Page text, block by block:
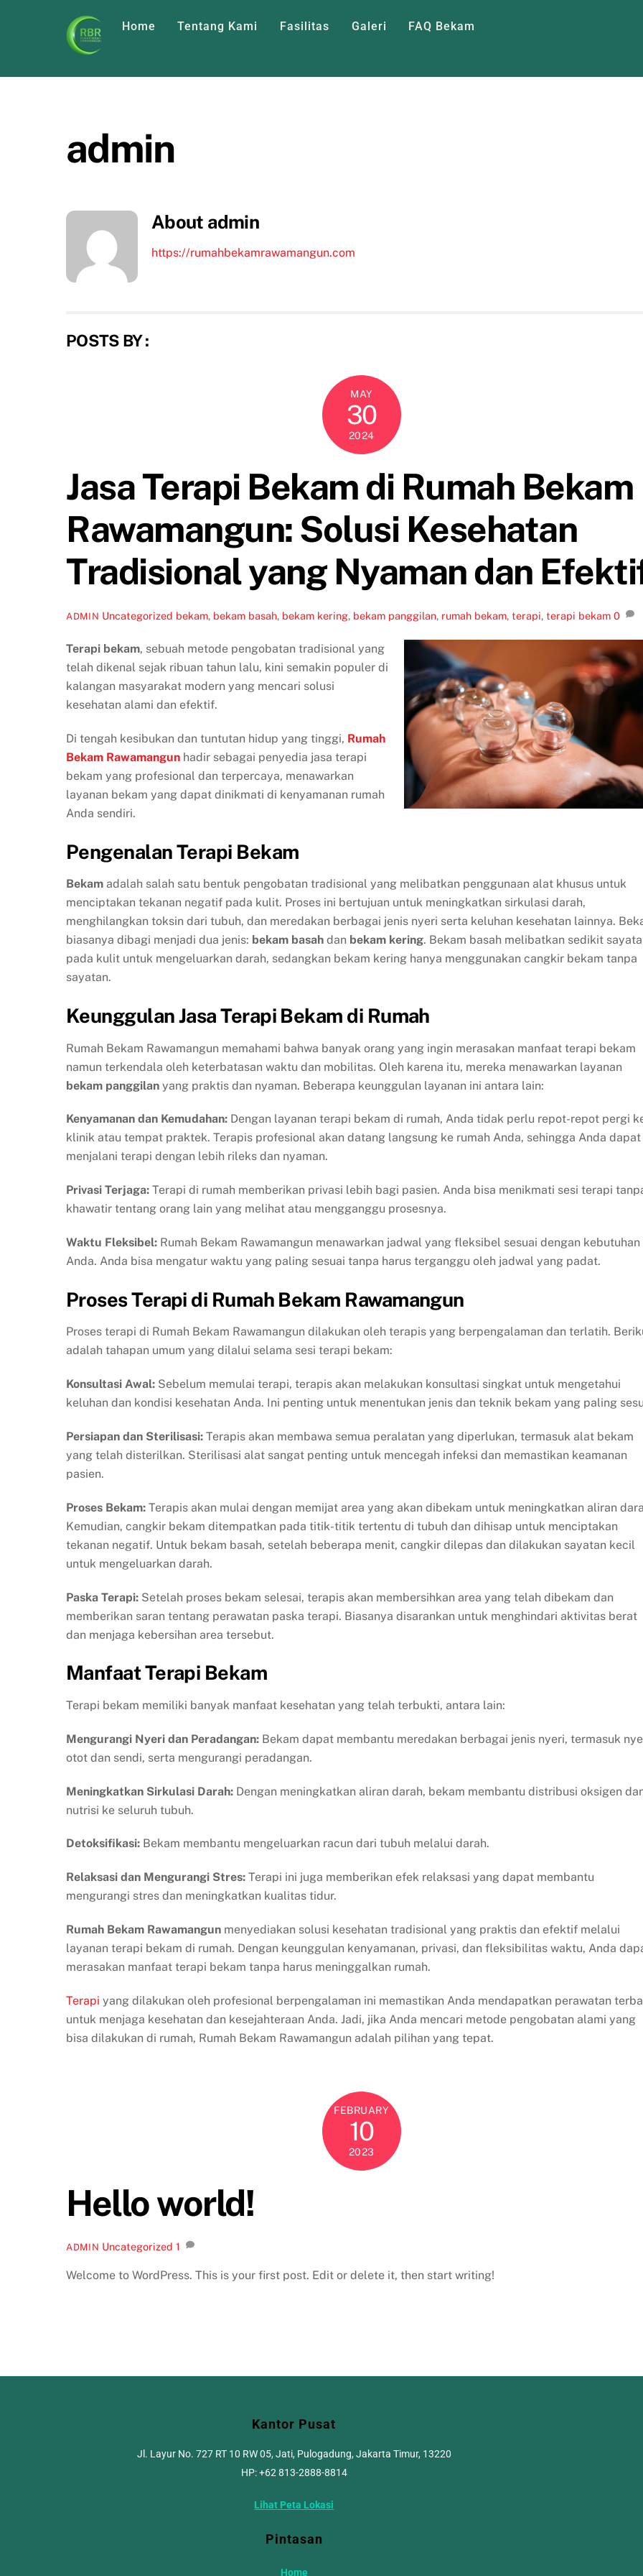
Home Tentang Kami Fasilitas Galeri FAQ Bekam
admin
About admin
https://rumahbekamrawamangun.com
POSTS BY :
MAY
30
2024
Jasa Terapi Bekam di Rumah Bekam
Rawamangun: Solusi Kesehatan
Tradisional yang Nyaman dan
ADMIN Uncategorized bekam, bekam basah, bekam kering, bekam panggilan, rumah bekam,terapi,terapi bekam 0
Terapi bekam, sebuah metode pengobatan tradisional yang
telah dikenal sejak ribuan tahun lalu, kini semakin populer di
kalangan masyarakat modern yang mencari solusi
kesehatan alami dan efektif.
Di tengah kesibukan dan tuntutan hidup yang tinggi, Rumah
Bekam Rawamangun hadir sebagai penyedia jasa terapi
bekam yang profesional dan terpercaya, menawarkan
layanan bekam yang dapat dinikmati di kenyamanan rumah
Anda sendiri.
Pengenalan Terapi Bekam
Bekam adalah salah satu bentuk pengobatan tradisional yang melibatkan penggunaan alat khusus untuk
menciptakan tekanan negatif pada kulit. Proses ini bertujuan untuk meningkatkan sirkulasi darah,
menghilangkan toksin dari tubuh, dan meredakan berbagai jenis nyeri serta keluhan kesehatan lainnya.
biasanya dibagi menjadi dua jenis: bekam basah dan bekam kering. Bekam basah melibatkan sedikit
pada kulit untuk mengeluarkan darah, sedangkan bekam kering hanya menggunakan cangkir bekam tanpa
sayatan.
Keunggulan Jasa Terapi Bekam di Rumah
Rumah Bekam Rawamangun memahami bahwa banyak orang yang ingin merasakan manfaat terapi bekam
namun terkendala oleh keterbatasan waktu dan mobilitas. Oleh karena itu, mereka menawarkan layanan
bekam panggilan yang praktis dan nyaman. Beberapa keunggulan layanan ini antara lain:
Kenyamanan dan Kemudahan: Dengan layanan terapi bekam di rumah, Anda tidak perlu repot-repot pergi
klinik atau tempat praktek. Terapis profesional akan datang langsung ke rumah Anda, sehingga Anda dapat
menjalani terapi dengan lebih rileks dan nyaman.
Privasi Terjaga: Terapi di rumah memberikan privasi lebih bagi pasien. Anda bisa menikmati sesi terapi
khawatir tentang orang lain yang melihat atau mengganggu prosesnya.
Waktu Fleksibel: Rumah Bekam Rawamangun menawarkan jadwal yang fleksibel sesuai dengan kebutuhan
Anda. Anda bisa mengatur waktu yang paling sesuai tanpa harus terganggu oleh jadwal yang padat.
Proses Terapi di Rumah Bekam Rawamangun
Proses terapi di Rumah Bekam Rawamangun dilakukan oleh terapis yang berpengalaman dan terlatih.
adalah tahapan umum yang dilalui selama sesi terapi bekam:
Konsultasi Awal: Sebelum memulai terapi, terapis akan melakukan konsultasi singkat untuk mengetahui
keluhan dan kondisi kesehatan Anda. Ini penting untuk menentukan jenis dan teknik bekam yang paling
Persiapan dan Sterilisasi: Terapis akan membawa semua peralatan yang diperlukan, termasuk alat bekam
yang telah disterilkan. Sterilisasi alat sangat penting untuk mencegah infeksi dan memastikan keamanan
pasien.
Proses Bekam: Terapis akan mulai dengan memijat area yang akan dibekam untuk meningkatkan aliran
Kemudian, cangkir bekam ditempatkan pada titik-titik tertentu di tubuh dan dihisap untuk menciptakan
tekanan negatif. Untuk bekam basah, setelah beberapa menit, cangkir dilepas dan dilakukan sayatan kecil
untuk mengeluarkan darah.
Paska Terapi: Setelah proses bekam selesai, terapis akan membersihkan area yang telah dibekam dan
memberikan saran tentang perawatan paska terapi. Biasanya disarankan untuk menghindari aktivitas berat
dan menjaga kebersihan area tersebut.
Manfaat Terapi Bekam
Terapi bekam memiliki banyak manfaat kesehatan yang telah terbukti, antara lain:
Mengurangi Nyeri dan Peradangan: Bekam dapat membantu meredakan berbagai jenis nyeri, termasuk
otot dan sendi, serta mengurangi peradangan.
Meningkatkan Sirkulasi Darah: Dengan meningkatkan aliran darah, bekam membantu distribusi oksigen
nutrisi ke seluruh tubuh.
Detoksifikasi: Bekam membantu mengeluarkan racun dari tubuh melalui darah.
Relaksasi dan Mengurangi Stres: Terapi ini juga memberikan efek relaksasi yang dapat membantu
mengurangi stres dan meningkatkan kualitas tidur.
Rumah Bekam Rawamangun menyediakan solusi kesehatan tradisional yang praktis dan efektif melalui
layanan terapi bekam di rumah. Dengan keunggulan kenyamanan, privasi, dan fleksibilitas waktu, Anda
merasakan manfaat terapi bekam tanpa harus meninggalkan rumah.
Terapi yang dilakukan oleh profesional berpengalaman ini memastikan Anda mendapatkan perawatan
untuk menjaga kesehatan dan kesejahteraan Anda. Jadi, jika Anda mencari metode pengobatan alami yang
bisa dilakukan di rumah, Rumah Bekam Rawamangun adalah pilihan yang tepat.
FEBRUARY
10
2023
Hello world!
ADMIN Uncategorized 1
Welcome to WordPress. This is your first post. Edit or delete it, then start writing!
Kantor Pusat
Jl. Layur No. 727 RT 10 RW 05, Jati, Pulogadung, Jakarta Timur, 13220
HP: +62 813-2888-8814
Lihat Peta Lokasi
Pintasan
Home